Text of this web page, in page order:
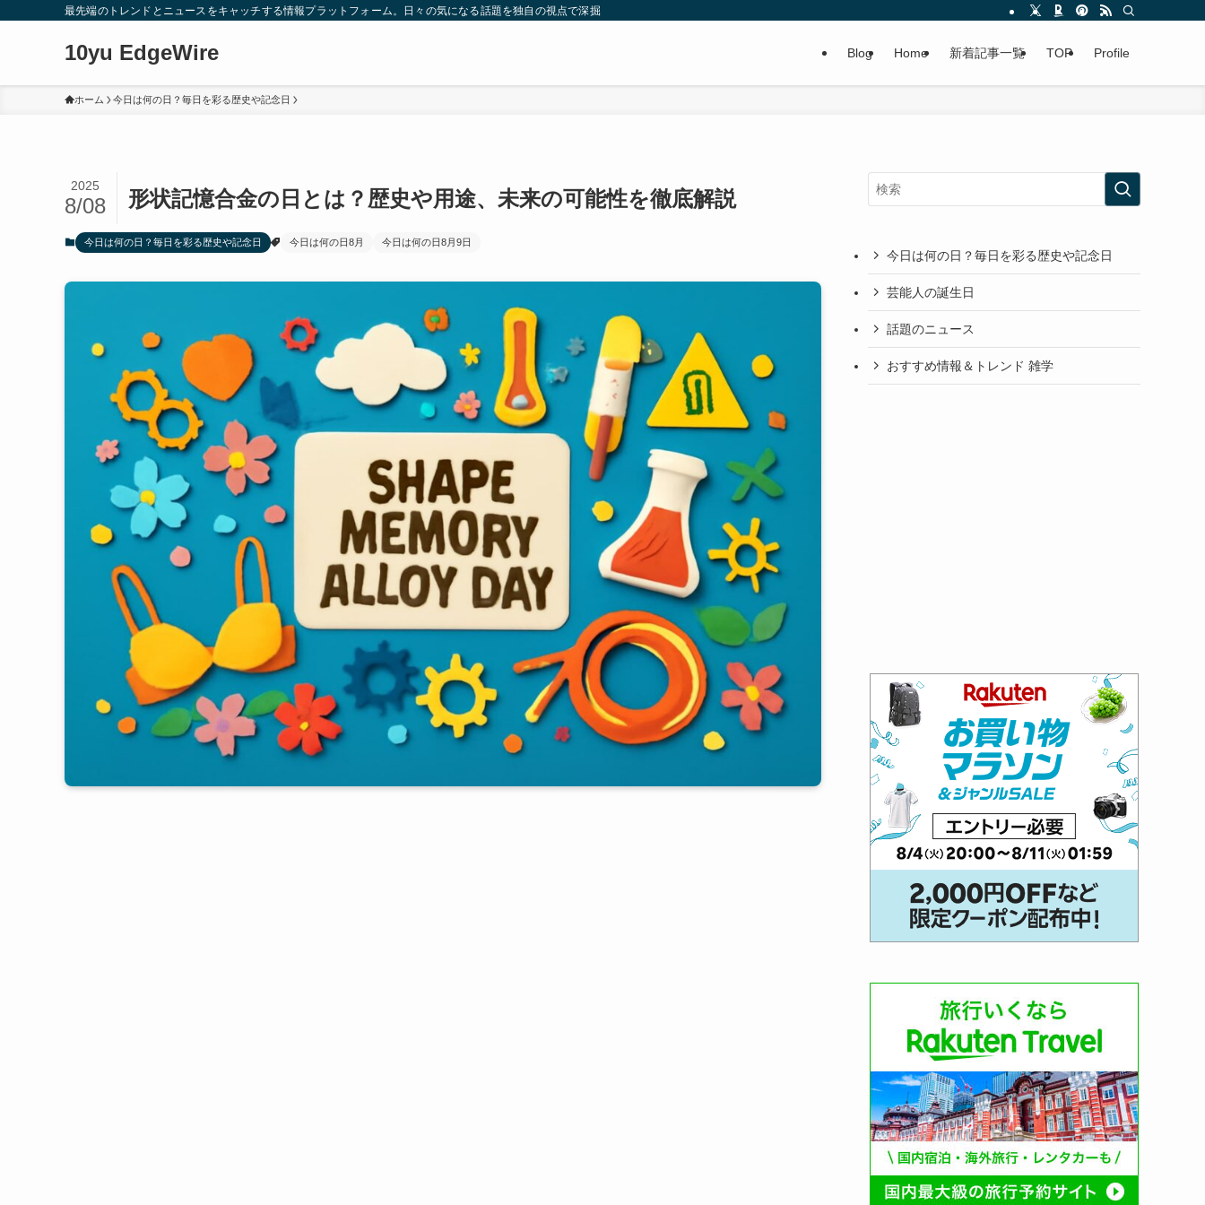
最先端のトレンドとニュースをキャッチする情報プラットフォーム。日々の気になる話題を独自の視点で深掘りしたコンテンツをお届けします。
10yu EdgeWire Blog Home 新着記事一覧 TOP Profile
ホーム 今日は何の日？毎日を彩る歴史や記念日
形状記憶合金の日とは？歴史や用途、未来の可能性を徹底解説
2025
8/08
今日は何の日？毎日を彩る歴史や記念日 今日は何の日8月 今日は何の日8月9日
今日は何の日？毎日を彩る歴史や記念日
芸能人の誕生日
話題のニュース
おすすめ情報＆トレンド 雑学